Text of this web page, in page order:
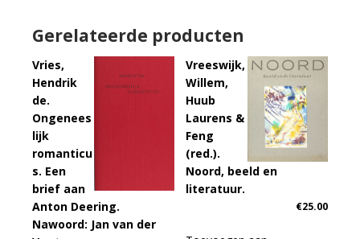
Gerelateerde producten
Vries,
Hendrik
de.
Ongenees
lijk
romanticu
s. Een
brief aan
Anton Deering.
Nawoord: Jan van der
Vreeswijk,
Willem,
Huub
Laurens &
Feng
(red.).
Noord, beeld en
literatuur.
€25.00